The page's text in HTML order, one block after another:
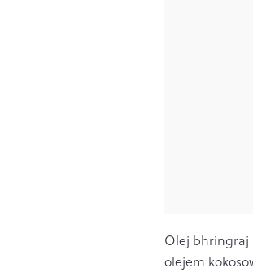
Olej bhringraj
olejem